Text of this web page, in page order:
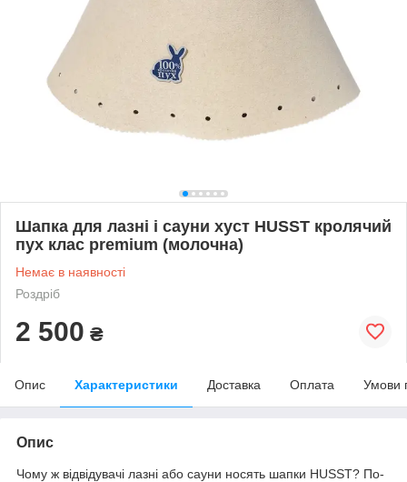
Шапка для лазні і сауни хуст HUSST кролячий
пух клас premium (молочна)
Немає в наявності
Роздріб
2 500 ₴
Опис Характеристики Доставка Оплата Умови
Опис
Чому ж відвідувачі лазні або сауни носять шапки HUSST? По-